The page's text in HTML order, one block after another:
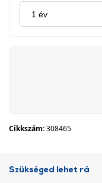
Cikkszám:308465
Szükséged lehet rá